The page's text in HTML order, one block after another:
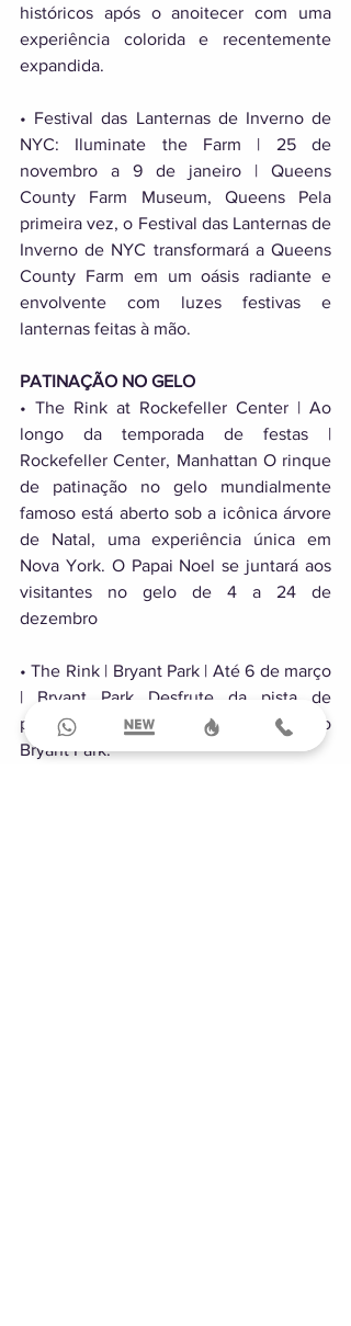
históricos após o anoitecer com uma
experiência colorida e recentemente
expandida.
• Festival das Lanternas de Inverno de
NYC: Iluminate the Farm | 25 de
novembro a 9 de janeiro | Queens
County Farm Museum, Queens Pela
primeira vez, o Festival das Lanternas de
Inverno de NYC transformará a Queens
County Farm em um oásis radiante e
envolvente com luzes festivas e
lanternas feitas à mão.
PATINAÇÃO NO GELO
• The Rink at Rockefeller Center | Ao
longo da temporada de festas |
Rockefeller Center, Manhattan O rinque
de patinação no gelo mundialmente
famoso está aberto sob a icônica árvore
de Natal, uma experiência única em
Nova York. O Papai Noel se juntará aos
visitantes no gelo de 4 a 24 de
dezembro
• The Rink | Bryant Park | Até 6 de março
| Bryant Park Desfrute da pista de
patinação no gelo gratuita ao ar livre no
Bryant Park.